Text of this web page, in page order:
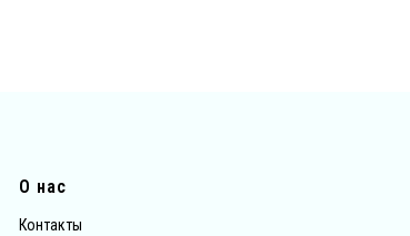
О нас
Контакты